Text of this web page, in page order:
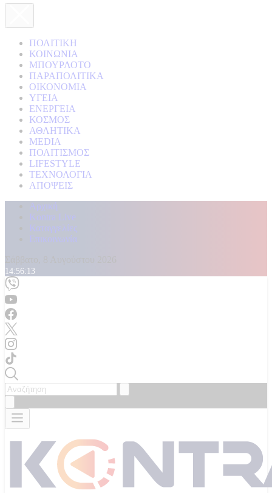
ΠΟΛΙΤΙΚΗ
ΚΟΙΝΩΝΙΑ
ΜΠΟΥΡΛΟΤΟ
ΠΑΡΑΠΟΛΙΤΙΚΑ
ΟΙΚΟΝΟΜΙΑ
ΥΓΕΙΑ
ΕΝΕΡΓΕΙΑ
ΚΟΣΜΟΣ
ΑΘΛΗΤΙΚΑ
MEDIA
ΠΟΛΙΤΙΣΜΟΣ
LIFESTYLE
ΤΕΧΝΟΛΟΓΙΑ
ΑΠΟΨΕΙΣ
Αρχική
Kontra Live
Καταγγελίες
Επικοινωνία
14:56:16